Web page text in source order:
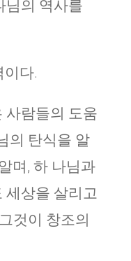
님의 역사를
이다.
사람들의 도움
의 탄식을 알
며, 하 나님과
세상을 살리고
것이 창조의